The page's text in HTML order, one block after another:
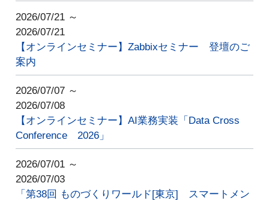
2026/07/21 ～
2026/07/21
【オンラインセミナー】Zabbixセミナー 登壇のご
案内
2026/07/07 ～
2026/07/08
【オンラインセミナー】AI業務実装「Data Cross
Conference 2026」
2026/07/01 ～
2026/07/03
「第38回 ものづくりワールド[東京] スマートメン